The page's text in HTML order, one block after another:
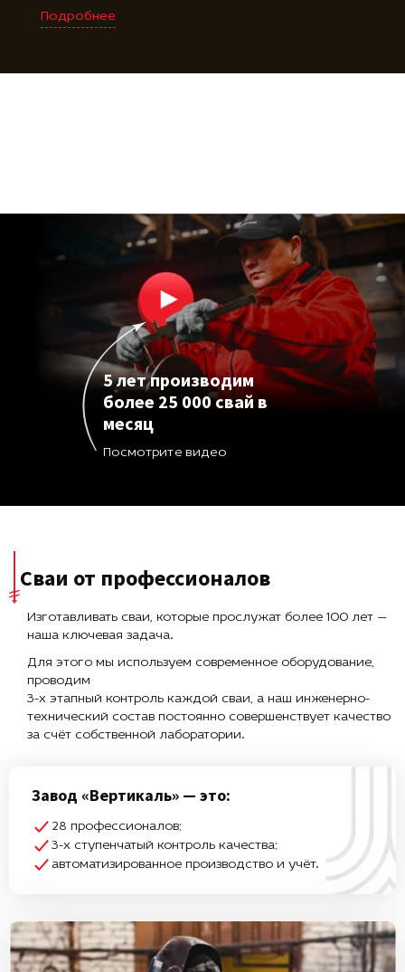
площадки, а также для фиксации и закрепления
различных объектов, включая буровые установки,
Подробнее
5 лет производим
более 25 000 свай в
месяц
Посмотрите видео
Сваи от профессионалов
Изготавливать сваи, которые прослужат более 100 лет —
наша ключевая задача.
Для этого мы используем современное оборудование,
проводим
3-х этапный контроль каждой сваи, а наш инженерно-
технический состав постоянно совершенствует качество
за счёт собственной лаборатории.
Завод «Вертикаль» — это:
28 профессионалов;
3-х ступенчатый контроль качества;
автоматизированное производство и учёт.